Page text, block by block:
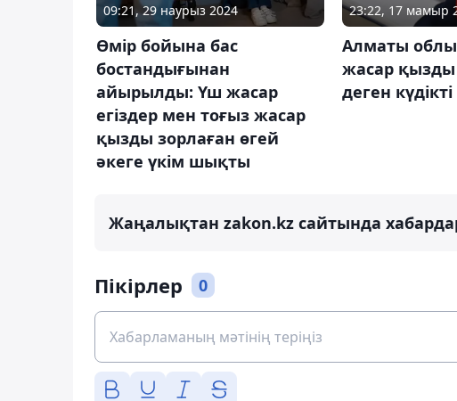
09:21, 29 наурыз 2024
Өмір бойына бас
бостандығынан
айырылды: Үш жасар
егіздер мен тоғыз жасар
қызды зорлаған өгей
әкеге үкім шықты
23:22, 17 мамыр
Алматы
жасар
деген
Жаңалықтан zakon.kz сайтында
Пікірлер 0